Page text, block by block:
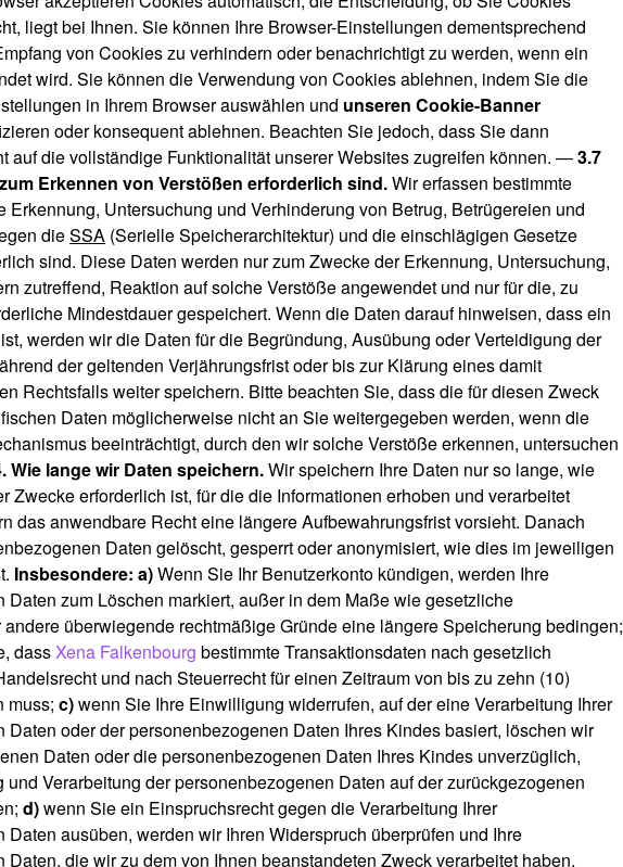
liegt bei Ihnen. Sie können Ihre Browser-Einstellungen dementsprechend
von Cookies zu verhindern oder benachrichtigt zu werden, wenn ein
wird. Sie können die Verwendung von Cookies ablehnen, indem Sie die
in Ihrem Browser auswählen und unseren Cookie-Banner
oder konsequent ablehnen. Beachten Sie jedoch, dass Sie dann
auf die vollständige Funktionalität unserer Websites zugreifen können. —3.7
Erkennen von Verstößen erforderlich sind.Wir erfassen bestimmte
Erkennung, Untersuchung und Verhinderung von Betrug, Betrügereien und
dieSSA (Serielle Speicherarchitektur) und die einschlägigen Gesetze
sind. Diese Daten werden nur zum Zwecke der Erkennung, Untersuchung,
zutreffend, Reaktion auf solche Verstöße angewendet und nur für die, zu
Mindestdauer gespeichert. Wenn die Daten darauf hinweisen, dass ein
werden wir die Daten für die Begründung, Ausübung oder Verteidigung der
der geltenden Verjährungsfrist oder bis zur Klärung eines damit
Rechtsfalls weiter speichern. Bitte beachten Sie, dass die für diesen Zweck
Daten möglicherweise nicht an Sie weitergegeben werden, wenn die
beeinträchtigt, durch den wir solche Verstöße erkennen, untersuchen
Wie lange wir Daten speichern.Wir speichern Ihre Daten nur so lange, wie
Zwecke erforderlich ist, für die die Informationen erhoben und verarbeitet
das anwendbare Recht eine längere Aufbewahrungsfrist vorsieht. Danach
Daten gelöscht, gesperrt oder anonymisiert, wie dies im jeweiligen
Insbesondere: a)Wenn Sie Ihr Benutzerkonto kündigen, werden Ihre
Daten zum Löschen markiert, außer in dem Maße wie gesetzliche
überwiegende rechtmäßige Gründe eine längere Speicherung bedingen;
dass Xena Falkenbourg bestimmte Transaktionsdaten nach gesetzlich
und nach Steuerrecht für einen Zeitraum von bis zu zehn (10)
muss;c)wenn Sie Ihre Einwilligung widerrufen, auf der eine Verarbeitung Ihrer
Daten oder der personenbezogenen Daten Ihres Kindes basiert, löschen wir
Daten oder die personenbezogenen Daten Ihres Kindes unverzüglich,
Verarbeitung der personenbezogenen Daten auf der zurückgezogenen
d)wenn Sie ein Einspruchsrecht gegen die Verarbeitung Ihrer
Daten ausüben, werden wir Ihren Widerspruch überprüfen und Ihre
Daten, die wir zu dem von Ihnen beanstandeten Zweck verarbeitet haben,